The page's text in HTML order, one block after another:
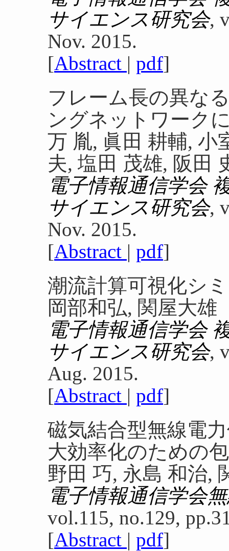
サイエンス研究会,
Nov. 2015.
[Abstract | pdf]
フレーム長の異な
ングネットワーク
万 胤, 眞田 耕輔, 小
夫, 塩田 茂雄, 阪田
電子情報通信学会
サイエンス研究会,
Nov. 2015.
[Abstract | pdf]
潮流計算可視化シ
岡部和弘, 関屋大雄
電子情報通信学会
サイエンス研究会,
Aug. 2015.
[Abstract | pdf]
磁気結合型無線電
大効率化のための
野田 巧, 永島 和治,
電子情報通信学会
vol.115, no.129,
[Abstract | pdf]